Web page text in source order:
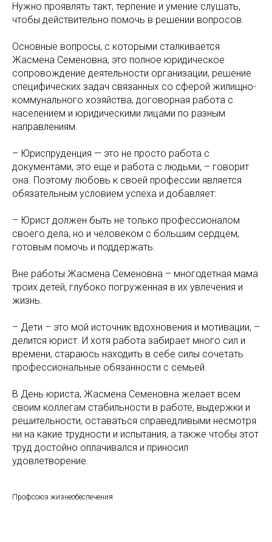
Нужно проявлять такт, терпение и умение слушать,
чтобы действительно помочь в решении вопросов.
Основные вопросы, с которыми сталкивается
Жасмена Семеновна, это полное юридическое
сопровождение деятельности организации, решение
специфических задач связанных со сферой жилищно-
коммунального хозяйства, договорная работа с
населением и юридическими лицами по разным
направлениям.
– Юриспруденция — это не просто работа с
документами, это еще и работа с людьми, – говорит
она. Поэтому любовь к своей профессии является
обязательным условием успеха и добавляет:
– Юрист должен быть не только профессионалом
своего дела, но и человеком с большим сердцем,
готовым помочь и поддержать.
Вне работы Жасмена Семеновна – многодетная мама
троих детей, глубоко погруженная в их увлечения и
жизнь.
– Дети – это мой источник вдохновения и мотивации, –
делится юрист. И хотя работа забирает много сил и
времени, стараюсь находить в себе силы сочетать
профессиональные обязанности с семьей.
В День юриста, Жасмена Семеновна желает всем
своим коллегам стабильности в работе, выдержки и
решительности, оставаться справедливыми несмотря
ни на какие трудности и испытания, а также чтобы этот
труд достойно оплачивался и приносил
удовлетворение.
Профсоюз жизнеобеспечения